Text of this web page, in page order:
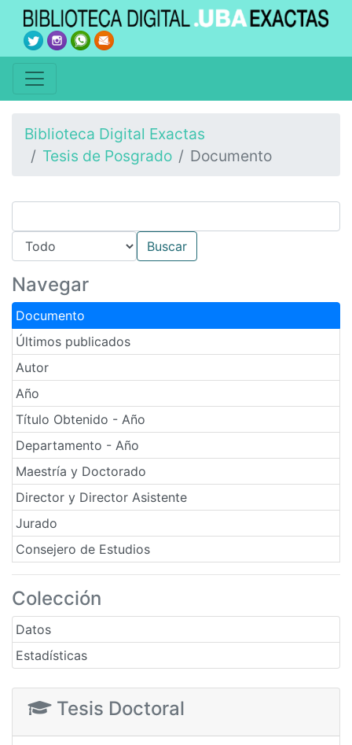
Biblioteca Digital Exactas
Tesis de Posgrado
Documento
Navegar
Documento
Últimos publicados
Autor
Año
Título Obtenido - Año
Departamento - Año
Maestría y Doctorado
Director y Director Asistente
Jurado
Consejero de Estudios
Colección
Datos
Estadísticas
Tesis Doctoral